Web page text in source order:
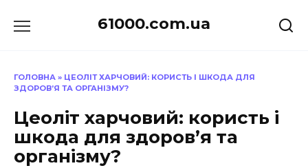
до
61000.com.ua
ГОЛОВНА » ЦЕОЛІТ ХАРЧОВИЙ: КОРИСТЬ І ШКОДА ДЛЯ
ЗДОРОВ’Я ТА ОРГАНІЗМУ?
Цеоліт харчовий: користь і
шкода для здоров’я та
організму?